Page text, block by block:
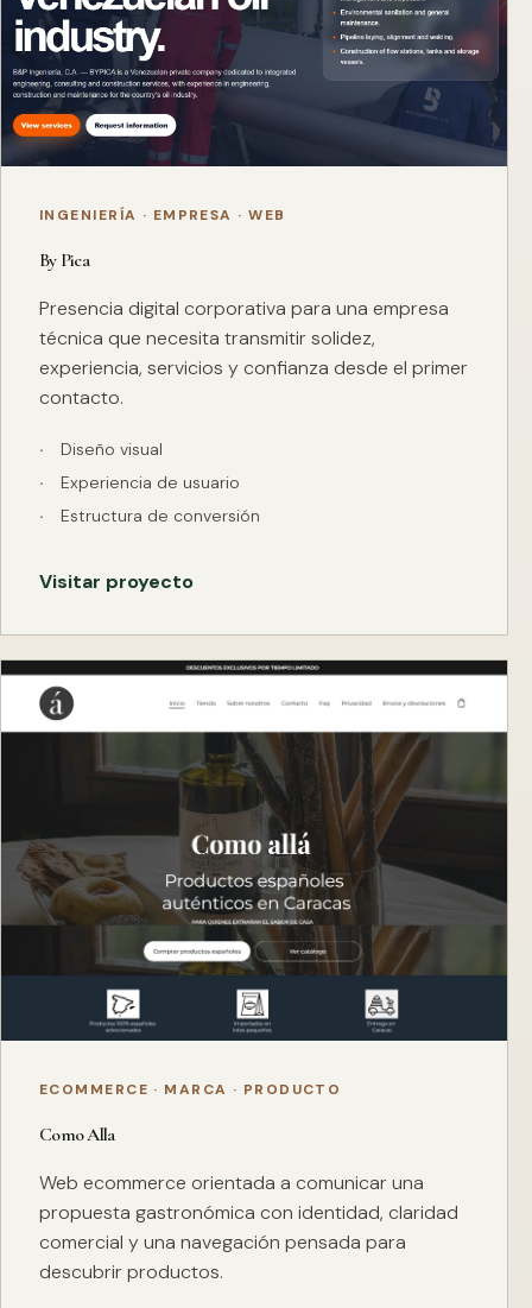
INGENIERÍA · EMPRESA · WEB
By Pica
Presencia digital corporativa para una empresa
técnica que necesita transmitir solidez,
experiencia, servicios y confianza desde el primer
contacto.
Diseño visual
Experiencia de usuario
Estructura de conversión
Visitar proyecto
ECOMMERCE · MARCA · PRODUCTO
Como Alla
Web ecommerce orientada a comunicar una
propuesta gastronómica con identidad, claridad
comercial y una navegación pensada para
descubrir productos.